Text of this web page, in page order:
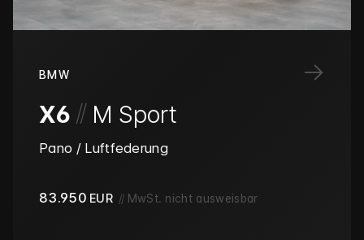
→
BMW
X6 // M Sport
Pano / Luftfederung
83.950 EUR // MwSt. nicht ausweisbar